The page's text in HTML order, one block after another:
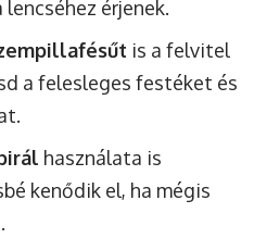
érjenek.
is a felvitel
a felesleges festéket és
használata is
kenődik el, ha mégis